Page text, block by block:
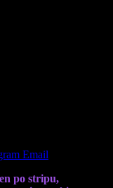
Email
po stripu,